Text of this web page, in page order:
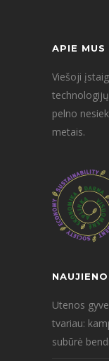
APIE MUS
Viešoji
pelno
metais.
Utenos
tvariau:
subūrė